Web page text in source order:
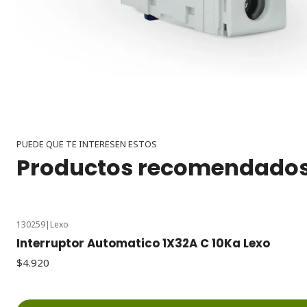
PUEDE QUE TE INTERESEN ESTOS
Productos
130259| Lexo
Interruptor Automatico 1X32A C 10Ka Lexo
$4.920